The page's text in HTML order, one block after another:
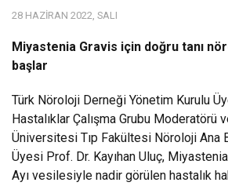
28 HAZIRAN 2022, SALI
Miyastenia Gravis için doğru tanı
başlar
Türk Nöroloji Derneği Yönetim Kurulu
Hastalıklar Çalışma Grubu Moderatörü
Üniversitesi Tıp Fakültesi Nöroloji Ana
Üyesi Prof. Dr. Kayıhan Uluç,
Ayı vesilesiyle nadir görülen hastalık